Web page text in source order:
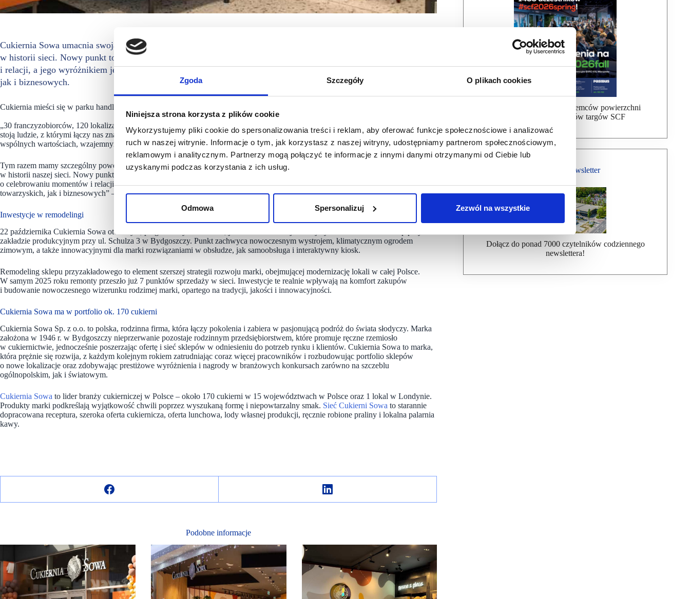
Zgoda Szczegóły O plikach cookies
Niniejsza strona korzysta z plików cookie
Wykorzystujemy pliki cookie do spersonalizowania treści i reklam, aby oferować funkcje społecznościowe i analizować
ruch w naszej witrynie. Informacje o tym, jak korzystasz z naszej witryny, udostępniamy partnerom społecznościowym,
reklamowym i analitycznym. Partnerzy mogą połączyć te informacje z innymi danymi otrzymanymi od Ciebie lub
uzyskanymi podczas korzystania z ich usług.
Odmowa Spersonalizuj Zezwól na wszystkie
Cukiernia Sowa umacnia swoją pozycję na rynku. 29 października w Lublinie został otwarty największy lokal
w historii sieci. Nowy punkt to ponad 250 mkw. przestrzeni, stworzonej z myślą o celebrowaniu momentów
i relacji, a jego wyróżnikiem jest wydzielona, przeszklona strefa przeznaczona do spotkań – zarówno towarzyskich,
jak i biznesowych.
Cukiernia mieści się w parku handlowym Diamentowa Park.
„30 franczyzobiorców, 120 lokalizacji w modelu franczyzowym – w tym jedna w Londynie – to konkretna liczba, ale za każdą z nich
stoją ludzie, z którymi łączy nas znacznie więcej niż umowa biznesowa. To współprace oparte na długoterminowych relacjach,
wspólnych wartościach, wzajemnym zaufaniu i podobnym podejściu do prowadzenia biznesu.
Tym razem mamy szczególny powód do dumy – wraz z naszymi franczyzobiorcami z Lublina otworzyliśmy największy lokal
w historii naszej sieci. Nowy punkt w parku handlowym Diamentowa Park to ponad 250 mkw. przestrzeni, stworzonej z myślą
o celebrowaniu momentów i relacji, a jego wyróżnikiem jest wydzielona, przeszklona strefa przeznaczona do spotkań – zarówno
towarzyskich, jak i biznesowych” – skomentował Michał Sowa członek zarządu Cukierni Sowa.
Inwestycje w remodelingi
22 października Cukiernia Sowa otworzyła, po generalnym remoncie, jeden ze swoich najważniejszych lokali w sieci – sklep przy
zakładzie produkcyjnym przy ul. Schulza 3 w Bydgoszczy. Punkt zachwyca nowoczesnym wystrojem, klimatycznym ogrodem
zimowym, a także innowacyjnymi dla marki rozwiązaniami w obsłudze, jak samoobsługa i interaktywny kiosk.
Remodeling sklepu przyzakładowego to element szerszej strategii rozwoju marki, obejmującej modernizację lokali w całej Polsce.
W samym 2025 roku remonty przeszło już 7 punktów sprzedaży w sieci. Inwestycje te realnie wpływają na komfort zakupów
i budowanie nowoczesnego wizerunku rodzimej marki, opartego na tradycji, jakości i innowacyjności.
Cukiernia Sowa ma w portfolio ok. 170 cukierni
Cukiernia Sowa Sp. z o.o. to polska, rodzinna firma, która łączy pokolenia i zabiera w pasjonującą podróż do świata słodyczy. Marka
założona w 1946 r. w Bydgoszczy nieprzerwanie pozostaje rodzinnym przedsiębiorstwem, które promuje ręczne rzemiosło
w cukiernictwie, jednocześnie poszerzając ofertę i sieć sklepów w odniesieniu do potrzeb rynku i klientów. Cukiernia Sowa to marka,
która prężnie się rozwija, z każdym kolejnym rokiem zatrudniając coraz więcej pracowników i rozbudowując portfolio sklepów
o nowe lokalizacje oraz zdobywając prestiżowe wyróżnienia i nagrody w branżowych konkursach zarówno na szczeblu
ogólnopolskim, jak i światowym.
Cukiernia Sowa to lider branży cukierniczej w Polsce – około 170 cukierni w 15 województwach w Polsce oraz 1 lokal w Londynie.
Produkty marki podkreślają wyjątkowość chwili poprzez wyszukaną formę i niepowtarzalny smak. Sieć Cukierni Sowa to starannie
dopracowana receptura, szeroka oferta cukiernicza, oferta lunchowa, lody własnej produkcji, ręcznie robione praliny i lokalna palarnia
kawy.
Podobne informacje
Bezpłatna wysyłka dla najemców powierzchni
handlowej, uczestników targów SCF
Bezpłatny Newsletter
Dołącz do ponad 7000 czytelników codziennego
newslettera!